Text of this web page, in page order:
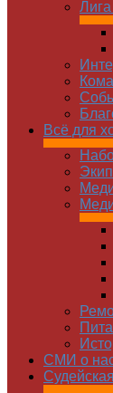
Всё для
СМИ о
Судейская